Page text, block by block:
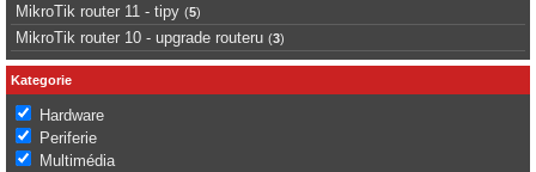
MikroTik router 11 - tipy (5)
MikroTik router 10 - upgrade routeru (3)
Kategorie
Hardware
Periferie
Multimédia